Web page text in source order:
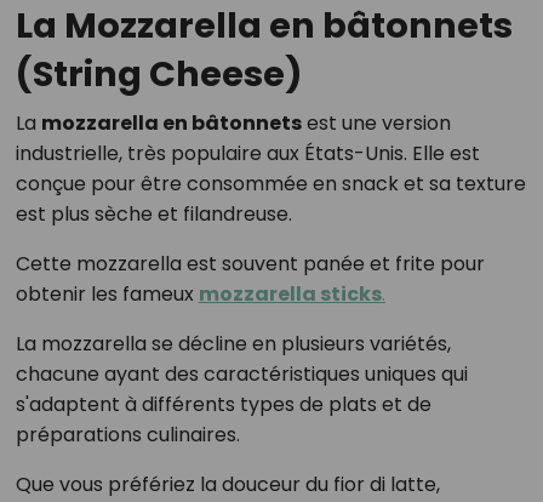
La Mozzarella en bâtonnets
(String Cheese)
La mozzarella en bâtonnetsest une version
industrielle, très populaire aux États-Unis. Elle est
conçue pour être consommée en snack et sa texture
est plus sèche et filandreuse.
Cette mozzarella est souvent panée et frite pour
obtenir les fameux mozzarella sticks.
La mozzarella se décline en plusieurs variétés,
chacune ayant des caractéristiques uniques qui
s'adaptent à différents types de plats et de
préparations culinaires.
Que vous préfériez la douceur du fior di latte,